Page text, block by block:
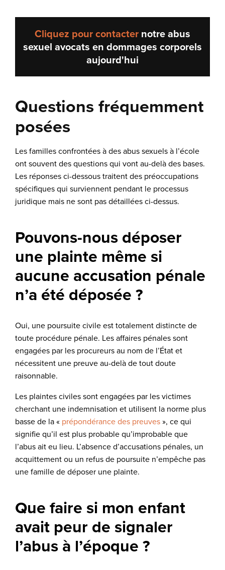
Cliquez pour contacter notreabus
sexuel avocats en dommages corporels
aujourd'hui
Questions fréquemment
posées
Les familles confrontées à des abus sexuels à l’école
ont souvent des questions qui vont au-delà des bases.
Les réponses ci-dessous traitent des préoccupations
spécifiques qui surviennent pendant le processus
juridique mais ne sont pas détaillées ci-dessus.
Pouvons-nous déposer
une plainte même si
aucune accusation pénale
n’a été déposée ?
Oui, une poursuite civile est totalement distincte de
toute procédure pénale. Les affaires pénales sont
engagées par les procureurs au nom de l’État et
nécessitent une preuve au-delà de tout doute
raisonnable.
Les plaintes civiles sont engagées par les victimes
cherchant une indemnisation et utilisent la norme plus
basse de la « prépondérance des preuves», ce qui
signifie qu’il est plus probable qu’improbable que
l’abus ait eu lieu. L’absence d’accusations pénales, un
acquittement ou un refus de poursuite n’empêche pas
une famille de déposer une plainte.
Que faire si mon enfant
avait peur de signaler
l’abus à l’époque ?